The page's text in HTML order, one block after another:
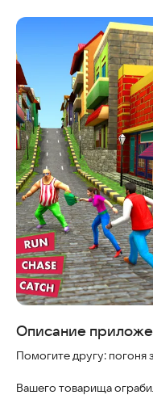
Описание
Помогите другу: погоня
Вашего товарища